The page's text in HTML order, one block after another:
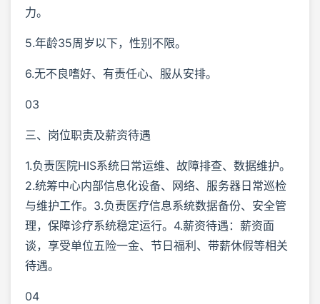
力。
5.年龄35周岁以下，性别不限。
6.无不良嗜好、有责任心、服从安排。
03
三、岗位职责及薪资待遇
1.负责医院HIS系统日常运维、故障排查、数据维护。
2.统筹中心内部信息化设备、网络、服务器日常巡检
与维护工作。3.负责医疗信息系统数据备份、安全管
理，保障诊疗系统稳定运行。4.薪资待遇：薪资面
谈，享受单位五险一金、节日福利、带薪休假等相关
待遇。
04